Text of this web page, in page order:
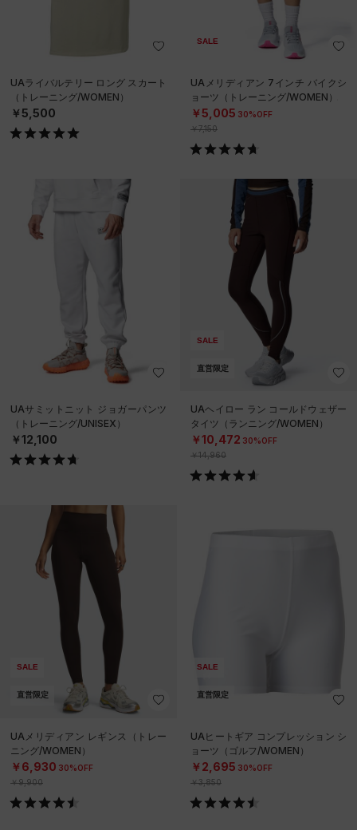
UAライバルテリー ロング スカート
（トレーニング/WOMEN）
￥5,500
SALE
UAメリディアン 7インチ バイクシ
ョーツ（トレーニング/WOMEN）
￥5,005 30%OFF
￥7,150
UAサミットニット ジョガーパンツ
（トレーニング/UNISEX）
￥12,100
SALE
直営限定
UAヘイロー ラン コールドウェザー
タイツ（ランニング/WOMEN）
￥10,472 30%OFF
￥14,960
SALE
直営限定
UAメリディアン レギンス（トレー
ニング/WOMEN）
￥6,930 30%OFF
￥9,900
SALE
直営限定
UAヒートギア コンプレッション シ
ョーツ（ゴルフ/WOMEN）
￥2,695 30%OFF
￥3,850